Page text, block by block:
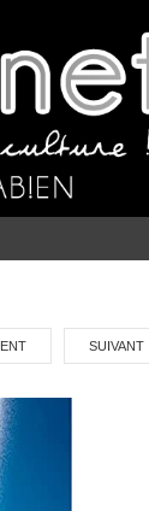
SUIVANT